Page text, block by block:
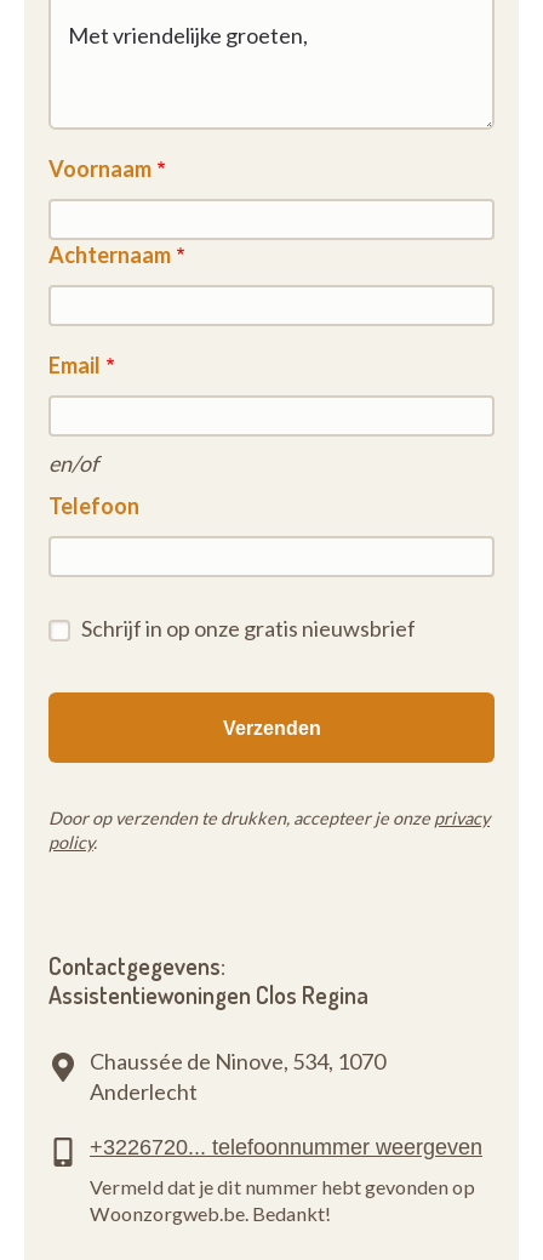
Voornaam
Achternaam
Email
en/of
Telefoon
Schrijf in op onze gratis nieuwsbrief
Door op verzenden te drukken, accepteer je onze privacy
policy.
Contactgegevens:
Assistentiewoningen Clos Regina
Chaussée de Ninove, 534, 1070
Anderlecht
Vermeld dat je dit nummer hebt gevonden op
Woonzorgweb.be. Bedankt!